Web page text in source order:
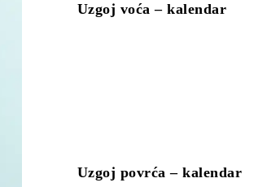
Uzgoj voća – kalendar
Uzgoj povrća – kalendar